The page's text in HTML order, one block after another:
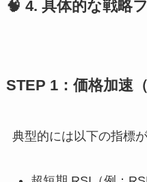
🧠 4. 具体的な戦略
STEP 1：価格加速
典型的には以下の指標